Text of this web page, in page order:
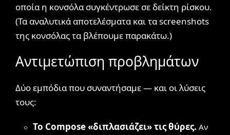
οποία η κονσόλα συγκέντρωσε σε δείκτη ρίσκου.
(Τα αναλυτικά αποτελέσματα και τα screenshots
της κονσόλας τα βλέπουμε παρακάτω.)
Αντιμετώπιση προβλημάτων
Δύο εμπόδια που συναντήσαμε — και οι λύσεις
τους:
Το Compose «διπλασιάζει» τις θύρες. Αν